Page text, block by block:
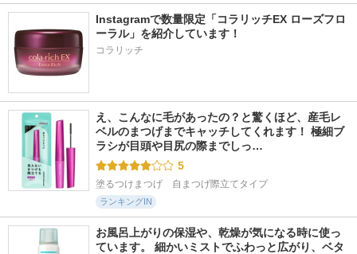
Instagramで数量限定「コラリッチEX ローズフロ
ーラル」を紹介しています！
コラリッチ
え、こんなに毛があったの？と驚くほど、産毛レ
ベルのまつげまでキャッチしてくれます！ 極細ブ
ラシが目頭や目尻の際までしっ…
5
塗るつけまつげ　自まつげ際立てタイプ
ランキングIN
お風呂上がりの保湿や、乾燥が気になる時に使っ
ています。 細かいミストでふわっと広がり、ベタ